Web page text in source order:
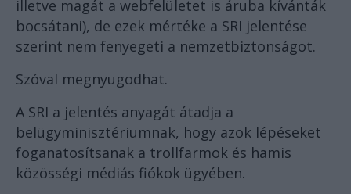
illetve magát a webfelületet is áruba kívánták
bocsátani), de ezek mértéke a SRI jelentése
szerint nem fenyegeti a nemzetbiztonságot.
Szóval megnyugodhat.
A SRI a jelentés anyagát átadja a
belügyminisztériumnak, hogy azok lépéseket
foganatosítsanak a trollfarmok és hamis
közösségi médiás fiókok ügyében.